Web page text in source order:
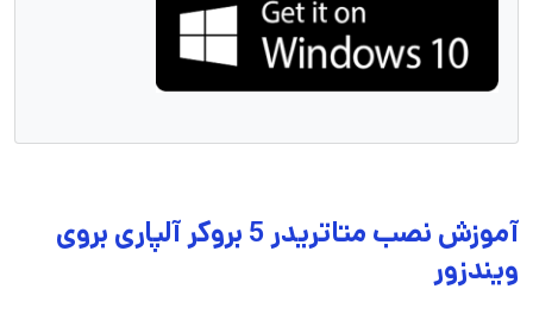
آموزش نصب متاتریدر 5 بروکر آلپاری بروی
ویندزور